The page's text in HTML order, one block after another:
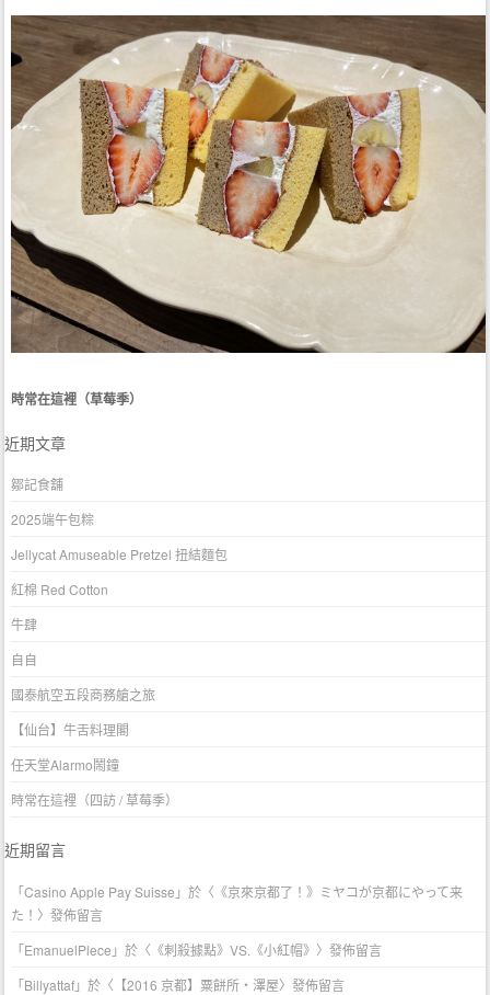
時常在這裡（草莓季）
近期文章
鄒記食舖
2025端午包粽
Jellycat Amuseable Pretzel 扭結麵包
紅棉 Red Cotton
牛肆
自自
國泰航空五段商務艙之旅
【仙台】牛舌料理閣
任天堂Alarmo鬧鐘
時常在這裡（四訪 / 草莓季）
近期留言
「Casino Apple Pay Suisse 」於〈 《京來京都了！》ミヤコが京都にやって来
た！ 〉發佈留言
「EmanuelPlece 」於〈 《刺殺據點》VS.《小紅帽》 〉發佈留言
「Billyattaf」於〈 【2016 京都】粟餅所・澤屋〉發佈留言